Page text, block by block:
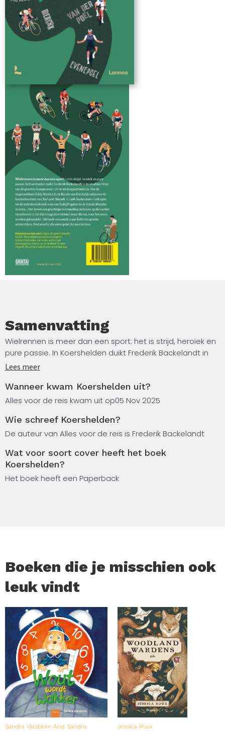
Samenvatting
Wielrennen is meer dan een sport: het is strijd, heroïek en
pure passie. In Koershelden duikt Frederik Backelandt in
de strafste ritten van de grootste kampioenen uit de
de Ronde van Frankrijk 1969 over de heroïsche stunt van
Bernard Hinault in Luik-Bastenaken-Luik 1980 tot de
Bianche in 2022… Het levert een prachtige verzameling
verhalen op die eerder verschenen in het fietsmagazine
maar die nu, voor het eerst, worden gebundeld. Dit boek
verzamelt maar liefst 20 epische wielerritten. Herbeleef al
Lees meer
Wanneer kwam Koershelden uit?
Alles voor de reis kwam uit op05 Nov 2025
Wie schreef Koershelden?
De auteur van Alles voor de reis is Frederik Backelandt
Wat voor soort cover heeft het boek
Koershelden?
Het boek heeft een Paperback
Boeken die je misschien ook
leuk vindt
Sandra Vlasblom And Sandra
Jessica Roux